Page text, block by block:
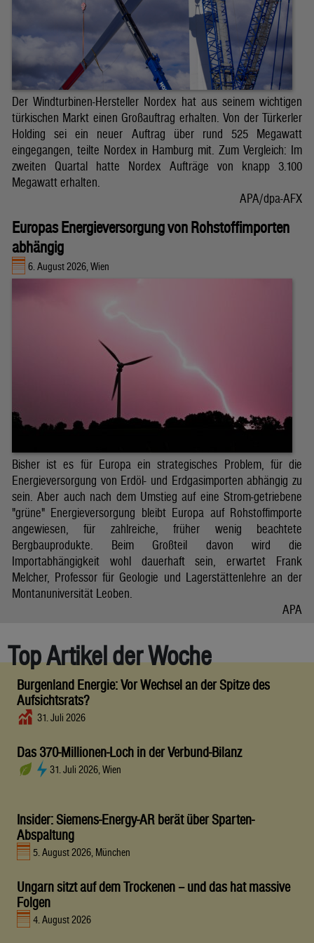
Der Windturbinen-Hersteller Nordex hat aus seinem wichtigen
türkischen Markt einen Großauftrag erhalten. Von der Türkerler
Holding sei ein neuer Auftrag über rund 525 Megawatt
eingegangen, teilte Nordex in Hamburg mit. Zum Vergleich: Im
zweiten Quartal hatte Nordex Aufträge von knapp 3.100
Megawatt erhalten.
APA/dpa-AFX
Europas Energieversorgung von Rohstoffimporten
abhängig
6. August 2026, Wien
Bisher ist es für Europa ein strategisches Problem, für die
Energieversorgung von Erdöl- und Erdgasimporten abhängig zu
sein. Aber auch nach dem Umstieg auf eine Strom-getriebene
"grüne" Energieversorgung bleibt Europa auf Rohstoffimporte
angewiesen, für zahlreiche, früher wenig beachtete
Bergbauprodukte. Beim Großteil davon wird die
Importabhängigkeit wohl dauerhaft sein, erwartet Frank
Melcher, Professor für Geologie und Lagerstättenlehre an der
Montanuniversität Leoben.
APA
Top Artikel der Woche
Burgenland Energie: Vor Wechsel an der Spitze des
Aufsichtsrats?
31. Juli 2026
Das 370-Millionen-Loch in der Verbund-Bilanz
31. Juli 2026, Wien
Insider: Siemens-Energy-AR berät über Sparten-
Abspaltung
5. August 2026, München
Ungarn sitzt auf dem Trockenen – und das hat massive
Folgen
4. August 2026